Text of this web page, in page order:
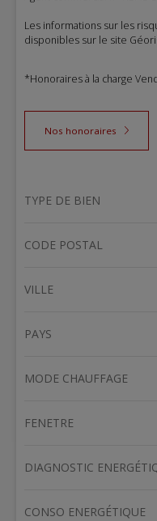
Les informations sur les
disponibles sur le site
*Honoraires à la charge
Nos honoraires
TYPE DE BIEN
CODE POSTAL
VILLE
PAYS
MODE CHAUFFAGE
FENETRE
DIAGNOSTIC
CONSO ENERGÉTIQUE